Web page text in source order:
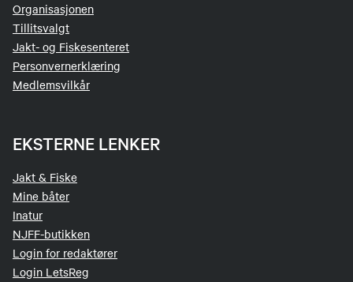
Organisasjonen
Tillitsvalgt
Jakt- og Fiskesenteret
Personvernerklæring
Medlemsvilkår
EKSTERNE LENKER
Jakt & Fiske
Mine båter
Inatur
NJFF-butikken
Login for redaktører
Login LetsReg